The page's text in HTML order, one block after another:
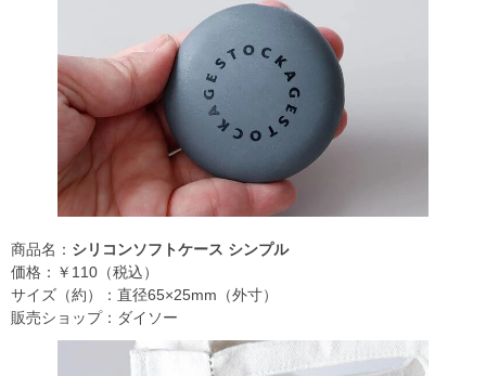
商品名： シリコンソフトケース シンプル
価格：￥110（税込）
サイズ（約）：直径65×25mm（外寸）
販売ショップ：ダイソー